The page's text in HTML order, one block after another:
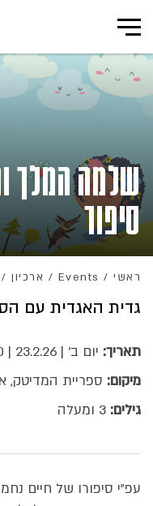
שלמה המלך
סיפור
ראשי /
Events
/ ארכיון /
גדית האגדית עם
תאריך: יום ב' | 23.2.26 | 17:00
מיקום: ספריית המדיטק,
גילים: 3 ומעלה
עפ"י סיפורו של חיים